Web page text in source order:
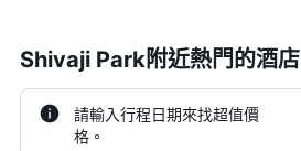
Shivaji Park附近熱門的酒店
請輸入行程日期來找超值價
格。